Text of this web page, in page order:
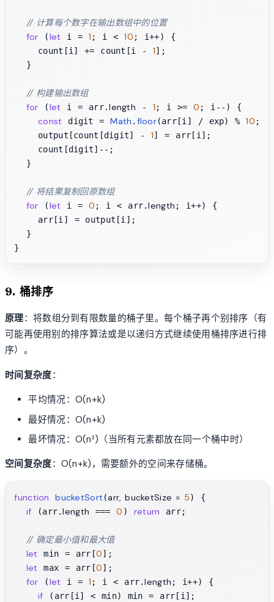
// 计算每个数字在输出数组中的位置
for (let i = 1 ; i < 10 ; i++) {
    count[i] += count[i -
1];
  }
// 构建输出数组
for (let i = arr.length - 1 ; i >= 0 ; i--) {
const digit = Math . floor(arr[i] / exp) % 10 ;
    output[count[digit] -
1] = arr[i];
    count[digit]--;
  }
// 将结果复制回原数组
for (let i = 0 ; i < arr.length ; i++) {
    arr[i] = output[i];
  }
9. 桶排序
原理：将数组分到有限数量的桶子里。每个桶子再个别排序（有
可能再使用别的排序算法或是以递归方式继续使用桶排序进行排
序）。
时间复杂度：
平均情况：O(n+k)
最好情况：O(n+k)
最坏情况：O(n²)（当所有元素都放在同一个桶中时）
空间复杂度：O(n+k)，需要额外的空间来存储桶。
function bucketSort (arr, bucketSize = 5) {
if (arr.length === 0 ) return arr;
// 确定最小值和最大值
let
min = arr[0];
let max = arr[0];
for (let i = 1 ; i < arr.length ; i++) {
if (arr[i] < min) min = arr[i];